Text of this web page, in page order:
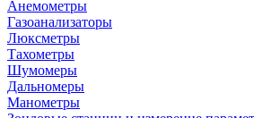
Анемометры
Газоанализаторы
Люксметры
Тахометры
Шумомеры
Дальномеры
Манометры